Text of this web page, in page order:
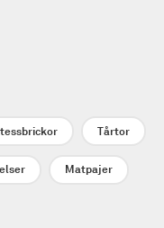
Tårtor
Matpajer